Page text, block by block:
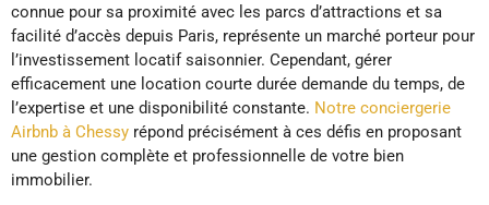
connue pour sa proximité avec les parcs d’attractions et sa
facilité d’accès depuis Paris, représente un marché porteur pour
l’investissement locatif saisonnier. Cependant, gérer
efficacement une location courte durée demande du temps, de
l’expertise et une disponibilité constante. Notre conciergerie
Airbnb à Chessy répond précisément à ces défis en proposant
une gestion complète et professionnelle de votre bien
immobilier.